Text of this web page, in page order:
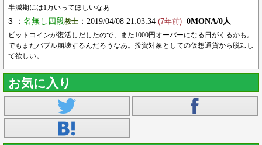
半減期には1万いってほしいなあ
3 ： 名無し四段教士 ：2019/04/08 21:03:34 (7年前) 0MONA/0人
ビットコインが復活しだしたので、また1000円オーバーになる日がくるかも。
でもまたバブル崩壊するんだろうなあ。投資対象としての仮想通貨から脱却し
て欲しい。
お気に入り